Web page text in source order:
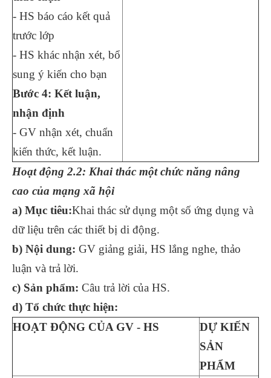
- HS báo cáo kết quả
trước lớp
- HS khác nhận xét, bổ
sung ý kiến cho bạn
Bước 4: Kết luận,
nhận định
- GV nhận xét, chuẩn
kiến thức, kết luận.
Hoạt động 2.2: Khai thác một chức năng nâng
cao của mạng xã hội
a) Mục tiêu:Khai thác sử dụng một số ứng dụng và
dữ liệu trên các thiết bị di động.
b) Nội dung: GV giảng giải, HS lắng nghe, thảo
luận và trả lời.
c) Sản phẩm: Câu trả lời của HS.
d) Tổ chức thực hiện:
HOẠT ĐỘNG CỦA GV - HS
DỰ KIẾN
SẢN
PHẨM